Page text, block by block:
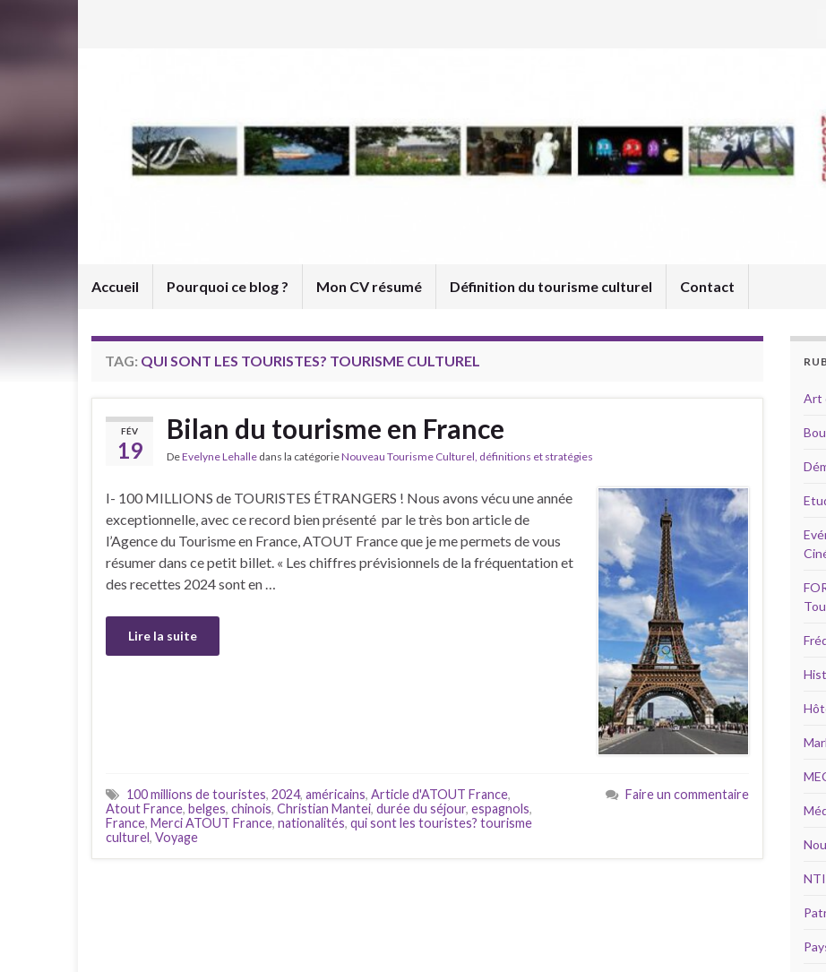
Accueil Pourquoi ce blog ? Mon CV résumé Définition du tourisme culturel Contact
TAG: QUI SONT LES TOURISTES? TOURISME CULTUREL
FÉV
19
Bilan du tourisme en France
DeEvelyne Lehalle dans la catégorieNouveau Tourisme Culturel, définitions et stratégies
I- 100 MILLIONS de TOURISTES ÉTRANGERS ! Nous avons vécu une année
exceptionnelle, avec ce record bien présenté par le très bon article de
l’Agence du Tourisme en France, ATOUT France que je me permets de vous
résumer dans ce petit billet. « Les chiffres prévisionnels de la fréquentation et
des recettes 2024 sont en …
Lire la suite
100 millions de touristes, 2024, américains, Article d'ATOUT France,
Atout France, belges, chinois, Christian Mantei, durée du séjour, espagnols,
France, Merci ATOUT France, nationalités, qui sont les touristes? tourisme
culturel, Voyage
Faire un commentaire
Art